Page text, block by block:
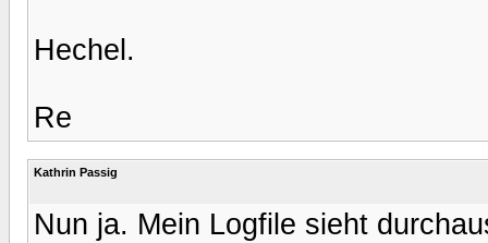
Hechel.
Re
Kathrin Passig
Nun ja. Mein Logfile sieht